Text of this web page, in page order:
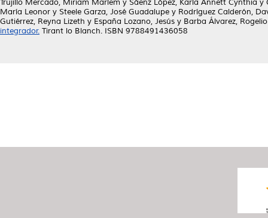
Trujillo Mercado, Miriam Marlem y Sáenz López, Karla Annett Cynthia y
María Leonor y Steele Garza, José Guadalupe y Rodríguez Calderón,
Gutiérrez, Reyna Lizeth y España Lozano, Jesús y Barba Álvarez, Rogelio
integrador. Tirant lo Blanch. ISBN 9788491436058